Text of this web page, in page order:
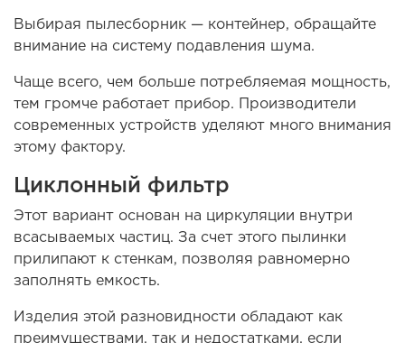
Выбирая пылесборник — контейнер, обращайте
внимание на систему подавления шума.
Чаще всего, чем больше потребляемая мощность,
тем громче работает прибор. Производители
современных устройств уделяют много внимания
этому фактору.
Циклонный фильтр
Этот вариант основан на циркуляции внутри
всасываемых частиц. За счет этого пылинки
прилипают к стенкам, позволяя равномерно
заполнять емкость.
Изделия этой разновидности обладают как
преимуществами, так и недостатками, если